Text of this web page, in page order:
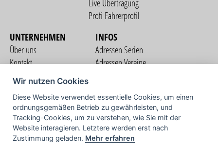
Live Übertragung
Profi Fahrerprofil
UNTERNEHMEN
Über uns
Kontakt
Nutzungsbedingungen
Datenschutzerklärung
Impressum
INFOS
Adressen Serien
Adressen Vereine
COMMUNITY
Wir nutzen Cookies
Diese Website verwendet essentielle Cookies, um einen
ordnungsgemäßen Betrieb zu gewährleisten, und
Tracking-Cookies, um zu verstehen, wie Sie mit der
Website interagieren. Letztere werden erst nach
Zustimmung geladen. Mehr erfahren